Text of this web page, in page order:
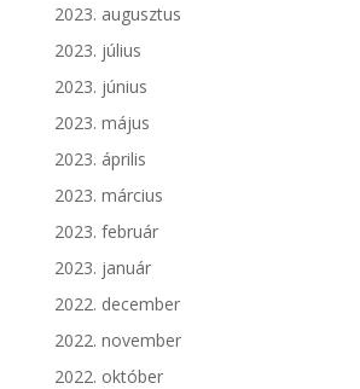
2023. augusztus
2023. július
2023. június
2023. május
2023. április
2023. március
2023. február
2023. január
2022. december
2022. november
2022. október